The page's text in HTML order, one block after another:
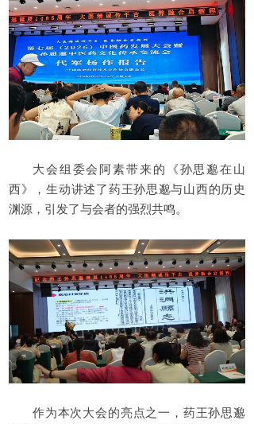
大会组委会阿素带来的《孙思邈在山
西》，生动讲述了药王孙思邈与山西的历史
渊源，引发了与会者的强烈共鸣。
作为本次大会的亮点之一，药王孙思邈